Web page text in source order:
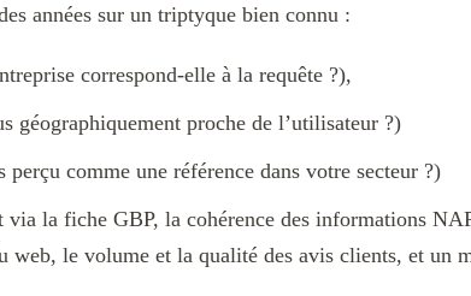
années sur un triptyque bien connu :
correspond-elle à la requête ?),
géographiquement proche de l’utilisateur ?)
perçu comme une référence dans votre secteur ?)
la fiche GBP, la cohérence des informations
web, le volume et la qualité des avis clients, et un